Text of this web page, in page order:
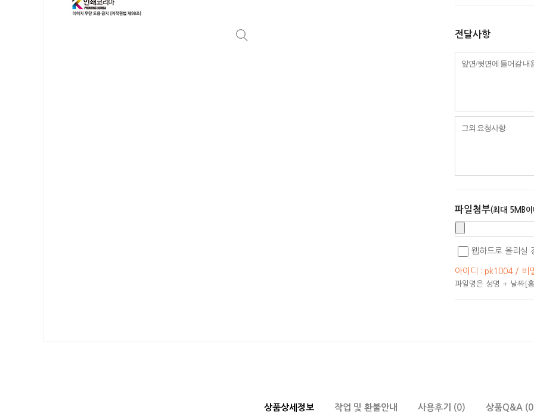
전달사항
파일첨부(최대 5MB
웹하드로 올리실
아이디 : pk1004 / 비
파일명은 성명 + 날짜[
상품상세정보 작업 및 환불안내 사용후기 (0) 상품Q&A